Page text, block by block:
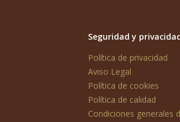
Seguridad y
Política de privacidad
Aviso Legal
Política de cookies
Política de calidad
Condiciones generales